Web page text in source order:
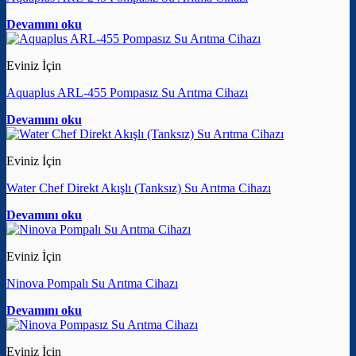
Devamını oku
Eviniz İçin
Aquaplus ARL-455 Pompasız Su Arıtma Cihazı
Devamını oku
Eviniz İçin
Water Chef Direkt Akışlı (Tanksız) Su Arıtma Cihazı
Devamını oku
Eviniz İçin
Ninova Pompalı Su Arıtma Cihazı
Devamını oku
Eviniz İçin